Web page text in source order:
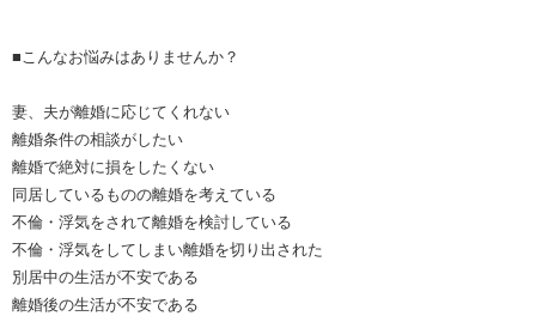
■こんなお悩みはありませんか？
妻、夫が離婚に応じてくれない
離婚条件の相談がしたい
離婚で絶対に損をしたくない
同居しているものの離婚を考えている
不倫・浮気をされて離婚を検討している
不倫・浮気をしてしまい離婚を切り出された
別居中の生活が不安である
離婚後の生活が不安である